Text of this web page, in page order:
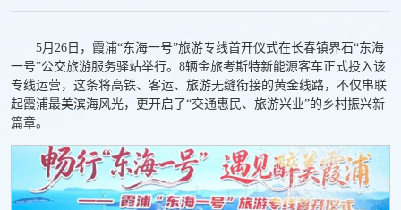
5月26日，霞浦“东海一号”旅游专线首开仪式在长春镇界石“东海
一号”公交旅游服务驿站举行。8辆金旅考斯特新能源客车正式投入该
专线运营，这条将高铁、客运、旅游无缝衔接的黄金线路，不仅串联
起霞浦最美滨海风光，更开启了“交通惠民、旅游兴业”的乡村振兴新
篇章。